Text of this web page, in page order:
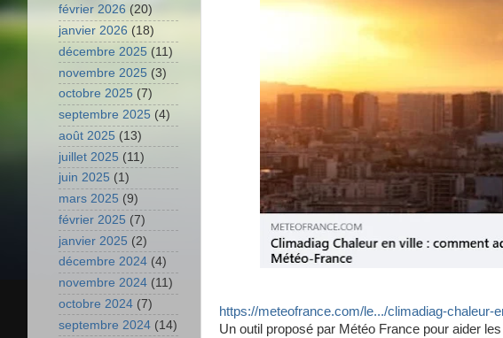
https://meteofrance.com/le.../climadiag-chaleur-
Un outil proposé par Météo France pour aider
février 2026 (20)
janvier 2026 (18)
décembre 2025 (11)
novembre 2025 (3)
octobre 2025 (7)
septembre 2025 (4)
août 2025 (13)
juillet 2025 (11)
juin 2025 (1)
mars 2025 (9)
février 2025 (7)
janvier 2025 (2)
décembre 2024 (4)
novembre 2024 (11)
octobre 2024 (7)
septembre 2024 (14)